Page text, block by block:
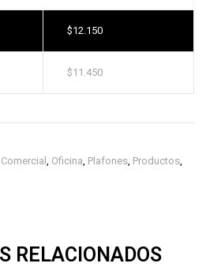
$12.150
$11.450
, Oficina, Plafones, Productos,
RELACIONADOS